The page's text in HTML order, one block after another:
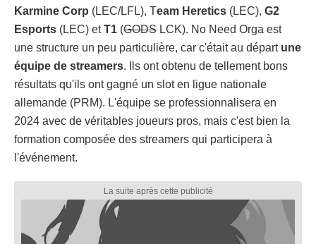
Karmine Corp (LEC/LFL), Team Heretics (LEC), G2
Esports (LEC) etT1 (GODS LCK). No Need Orga est
une structure un peu particulière, car c'était au départ une
équipe de streamers. Ils ont obtenu de tellement bons
résultats qu'ils ont gagné un slot en ligue nationale
allemande (PRM). L'équipe se professionnalisera en
2024 avec de véritables joueurs pros, mais c'est bien la
formation composée des streamers qui participera à
l'événement.